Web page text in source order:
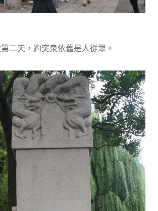
二天，趵突泉依舊是人從眾。